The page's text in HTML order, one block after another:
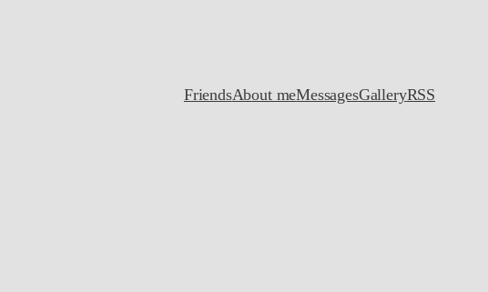
FriendsAbout meMessagesGalleryRSS